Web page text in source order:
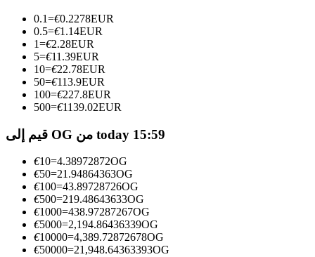
انضم إلى أفضل المتداولين
0.1=€0.2278EUR
0.5=€1.14EUR
1=€2.28EUR
5=€11.39EUR
10=€22.78EUR
50=€113.9EUR
100=€227.8EUR
500=€1139.02EUR
قيم إلى OG من today 15:59
€10=4.38972872OG
€50=21.94864363OG
€100=43.89728726OG
€500=219.48643633OG
€1000=438.97287267OG
€5000=2,194.86436339OG
€10000=4,389.72872678OG
€50000=21,948.64363393OG